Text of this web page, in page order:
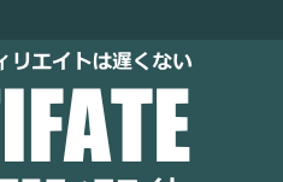
リエイトは遅
科書です。老後に備えて今か